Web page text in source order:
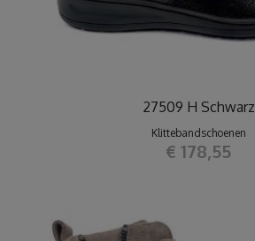
27509 H Schwarz
Klittebandschoenen
€ 178,55